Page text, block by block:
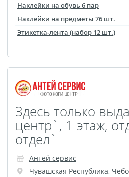
Этикетки на бутылку
Фотошкатулка
Фотодневник
фотографии
Перекидной на
подставке
Спортивные бутылки
Мини-стелла
Фото на пенокартоне в
стиле love
Фотосветильники
Наклейки на обувь 6 пар
Наклейки на предметы 76 шт.
Этикетка-лента (набор 12 шт.)
Здесь только
центр`, 1 этаж,
отдел`
Антей сервис
Чувашская Республика,